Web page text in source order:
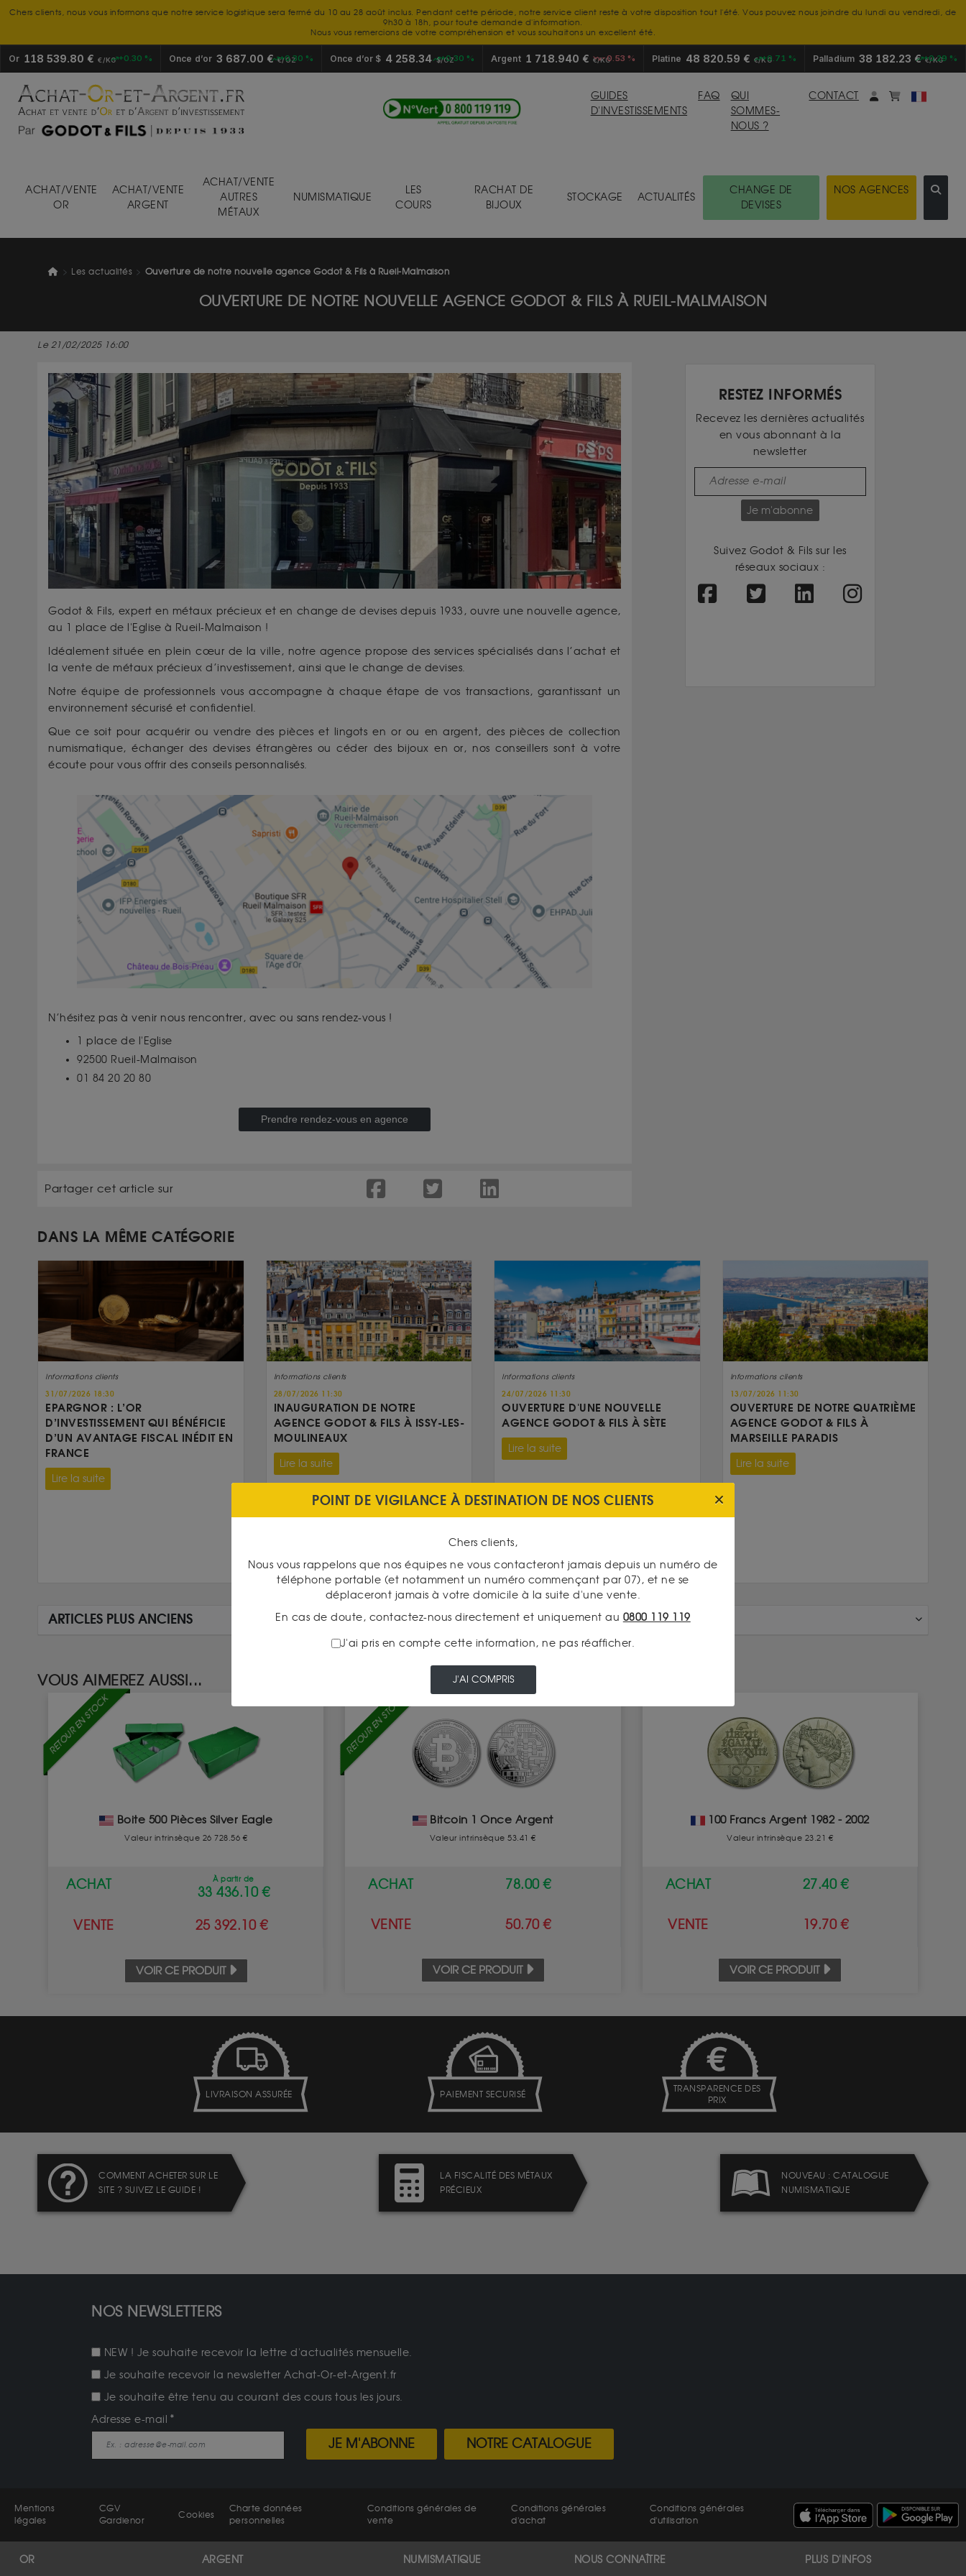
Chers clients, nous vous informons que notre service logistique sera fermé du 10 au 28 août inclus. Pendant cette période, notre service client reste à votre disposition tout l'été. Vous pouvez nous joindre du lundi au vendredi, de
9h30 à 18h, pour toute demande d'information.
Nous vous remercions de votre compréhension et vous souhaitons un excellent été.
Or 118 539.80 € €/KG +0.30 % Once d’or 3 687.00 €€/OZ
+0.30 % Once d’or $ 4 258.34 $/OZ
+0.30 % Argent 1 718.940 € €/KG-0.53 % Platine 48 820.59 € €/KG+0.71 % Palladium 38 182.23 €€/KG
+0.29 %
GUIDES
D'INVESTISSEMENTS
FAQ
QUI
SOMMES-
NOUS ?
CONTACT Mon compte
monpanier
ACHAT/VENTE
OR
ACHAT/VENTE
ARGENT
ACHAT/VENTE
AUTRES
MÉTAUX
NUMISMATIQUE
LES
COURS
RACHAT DE
BIJOUX
STOCKAGE ACTUALITÉS
CHANGE DE
DEVISES
NOS AGENCES
Les actualités Ouverture de notre nouvelle agence Godot & Fils à Rueil-Malmaison
OUVERTURE DE NOTRE NOUVELLE AGENCE GODOT & FILS À RUEIL-MALMAISON
Le 21/02/2025 16:00
Godot & Fils, expert en métaux précieux et en change de devises depuis 1933, ouvre une nouvelle agence,
au 1 place de l'Eglise à Rueil-Malmaison !
Idéalement située en plein cœur de la ville, notre agence propose des services spécialisés dans l’achat et
la vente de métaux précieux d’investissement, ainsi que le change de devises.
Notre équipe de professionnels vous accompagne à chaque étape de vos transactions, garantissant un
environnement sécurisé et confidentiel.
Que ce soit pour acquérir ou vendre des pièces et lingots en or ou en argent, des pièces de collection
numismatique, échanger des devises étrangères ou céder des bijoux en or, nos conseillers sont à votre
écoute pour vous offrir des conseils personnalisés.
N’hésitez pas à venir nous rencontrer, avec ou sans rendez-vous !
1 place de l'Eglise
92500 Rueil-Malmaison
01 84 20 20 80
Prendre rendez-vous en agence
Partager cet article sur
RESTEZ INFORMÉS
Recevez les dernières actualités
en vous abonnant à la
newsletter
Je m'abonne
Suivez Godot & Fils sur les
réseaux sociaux :
DANS LA MÊME CATÉGORIE
Informations clients
31/07/2026 18:30
EPARGNOR : L’OR
D’INVESTISSEMENT QUI BÉNÉFICIE
D’UN AVANTAGE FISCAL INÉDIT EN
FRANCE
Lire la suite
Informations clients
28/07/2026 11:30
INAUGURATION DE NOTRE
AGENCE GODOT & FILS À ISSY-LES-
MOULINEAUX
Lire la suite
Informations clients
24/07/2026 11:30
OUVERTURE D'UNE NOUVELLE
AGENCE GODOT & FILS À SÈTE
Lire la suite
Informations clients
13/07/2026 11:30
OUVERTURE DE NOTRE QUATRIÈME
AGENCE GODOT & FILS À
MARSEILLE PARADIS
Lire la suite
ARTICLES PLUS ANCIENS
VOUS AIMEREZ AUSSI...
RETOUR EN STOCK
Boite 500 Pièces Silver Eagle
Valeur intrinsèque 26 728.56 €
ACHAT À partir de
33 436.10 €
VENTE 25 392.10 €
VOIR CE PRODUIT
RETOUR EN STOCK
Bitcoin 1 Once Argent
Valeur intrinsèque 53.41 €
ACHAT 78.00 €
VENTE 50.70 €
VOIR CE PRODUIT
100 Francs Argent 1982 - 2002
Valeur intrinsèque 23.21 €
ACHAT 27.40 €
VENTE 19.70 €
VOIR CE PRODUIT
LIVRAISON ASSURÉE PAIEMENT SECURISÉ
TRANSPARENCE DES
PRIX
COMMENT ACHETER SUR LE
SITE ? SUIVEZ LE GUIDE !
LA FISCALITÉ DES MÉTAUX
PRÉCIEUX
NOUVEAU : CATALOGUE
NUMISMATIQUE
NOS NEWSLETTERS
NEW ! Je souhaite recevoir la lettre d'actualités mensuelle.
Je souhaite recevoir la newsletter Achat-Or-et-Argent.fr
Je souhaite être tenu au courant des cours tous les jours.
Adresse e-mail
JE M'ABONNE NOTRE CATALOGUE
Mentions
légales
CGV
Gardienor
Cookies
Charte données
personnelles
Conditions générales de
vente
Conditions générales
d'achat
Conditions générales
d'utilisation
OR ARGENT NUMISMATIQUE NOUS CONNAÎTRE PLUS D'INFOS
POINT DE VIGILANCE À DESTINATION DE NOS CLIENTS
Chers clients,
Nous vous rappelons que nos équipes ne vous contacteront jamais depuis un numéro de
téléphone portable (et notamment un numéro commençant par 07), et ne se
déplaceront jamais à votre domicile à la suite d'une vente.
En cas de doute, contactez-nous directement et uniquement au 0800 119 119
J'ai pris en compte cette information, ne pas réafficher.
J'AI COMPRIS